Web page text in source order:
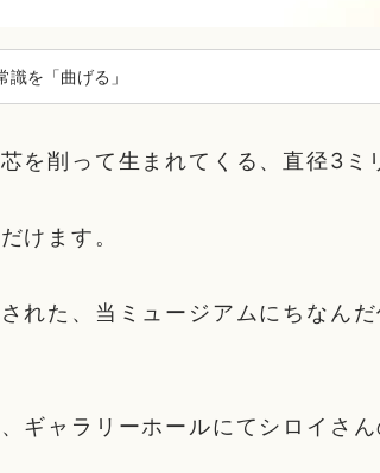
を「曲げる」
を削って生まれてくる、直径3ミ
けます。
れた、当ミュージアムにちなんだ
ギャラリーホールにてシロイさ